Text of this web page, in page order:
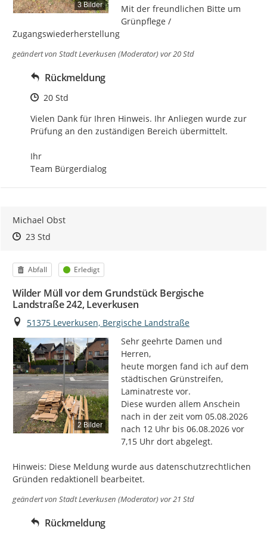
3 Bilder
Mit der freundlichen Bitte um
Grünpflege /
Zugangswiederherstellung
geändert von Stadt Leverkusen (Moderator)vor 20 Std
Rückmeldung
Zeitpunkt des Erstellens
20 Std
Vielen Dank für Ihren Hinweis. Ihr Anliegen wurde zur
Prüfung an den zuständigen Bereich übermittelt.
Ihr
Team Bürgerdialog
Michael Obst
Zeitpunkt des Erstellens
Zeitpunkt des Erstellens
23 StdZur Äußerung
Kategorie
Abfall Status
Erledigt
Wilder Müll vor dem Grundstück Bergische
Landstraße 242, Leverkusen
Ort
51375 Leverkusen, Bergische Landstraße
2 Bilder
Sehr geehrte Damen und
Herren,
heute morgen fand ich auf dem
städtischen Grünstreifen,
Laminatreste vor.
Diese wurden allem Anschein
nach in der zeit vom 05.08.2026
nach 12 Uhr bis 06.08.2026 vor
7,15 Uhr dort abgelegt.
Hinweis: Diese Meldung wurde aus datenschutzrechtlichen
Gründen redaktionell bearbeitet.
geändert von Stadt Leverkusen (Moderator)vor 21 Std
Rückmeldung